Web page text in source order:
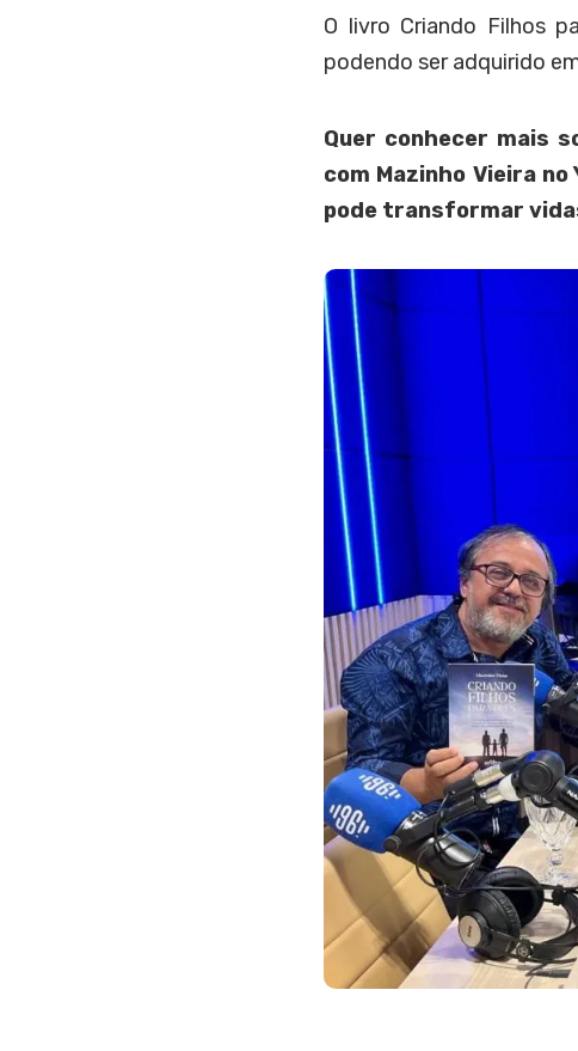
O livro Criando Filhos
podendo ser adquirido
Quer conhecer mais
com Mazinho Vieira
pode transformar